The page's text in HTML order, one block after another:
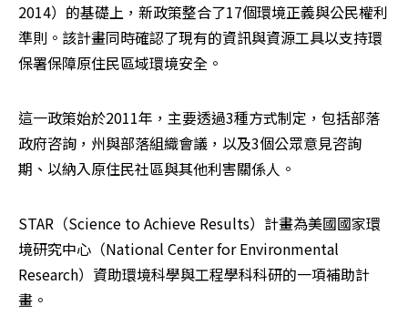
2014）的基礎上，新政策整合了17個環境正義與公民權利
準則。該計畫同時確認了現有的資訊與資源工具以支持環
保署保障原住民區域環境安全。
這一政策始於2011年，主要透過3種方式制定，包括部落
政府咨詢，州與部落組織會議，以及3個公眾意見咨詢
期、以納入原住民社區與其他利害關係人。
STAR（Science to Achieve Results）計畫為美國國家環
境研究中心（National Center for Environmental
Research）資助環境科學與工程學科科研的一項補助計
畫。